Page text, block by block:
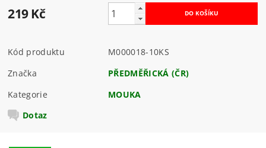
219 Kč
Kód produktu
M000018-10KS
Značka
PŘEDMĚŘICKÁ (ČR)
Kategorie
MOUKA
Dotaz